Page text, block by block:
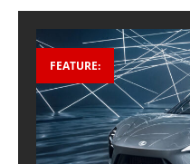
FEATURE: